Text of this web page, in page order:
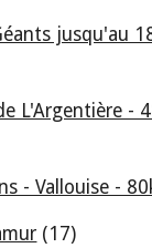
jusqu'au
L'Argentière -
- Vallouise -
(17)